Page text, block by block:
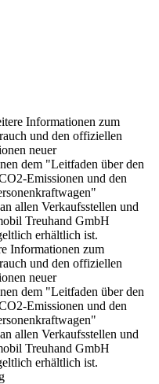
Informationen zum
und den offiziellen
neuer
dem "Leitfaden über den
Emissionen und den
allen Verkaufsstellen und
Treuhand GmbH
erhältlich ist.
Informationen zum
und den offiziellen
neuer
dem "Leitfaden über den
Emissionen und den
allen Verkaufsstellen und
Treuhand GmbH
erhältlich ist.